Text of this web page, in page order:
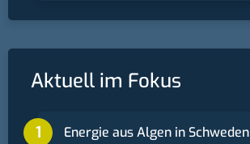
Aktuell im Fokus
Energie aus Algen in Schweden